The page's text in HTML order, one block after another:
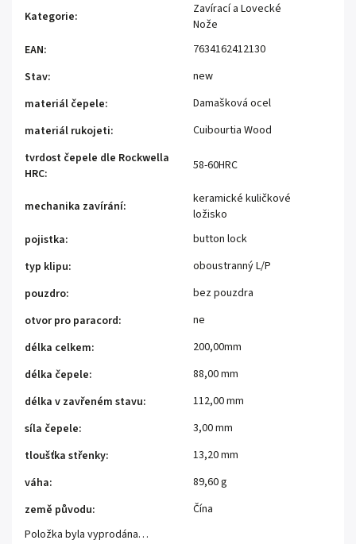
Kategorie:
Zavírací a Lovecké
Nože
EAN:
7634162412130
Stav:
new
materiál čepele:
Damašková ocel
materiál rukojeti:
Cuibourtia Wood
tvrdost čepele dle Rockwella
HRC:
58-60HRC
mechanika zavírání:
keramické kuličkové
ložisko
pojistka:
button lock
typ klipu:
oboustranný L/P
pouzdro:
bez pouzdra
otvor pro paracord:
ne
délka celkem:
200,00mm
délka čepele:
88,00 mm
délka v zavřeném stavu:
112,00 mm
síla čepele:
3,00 mm
tloušťka střenky:
13,20 mm
váha:
89,60 g
země původu:
Čína
Položka byla vyprodána…